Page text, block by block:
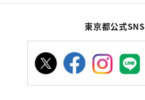
東京都公式SNS